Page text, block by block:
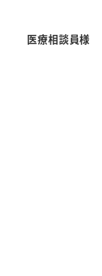
医療相談員様